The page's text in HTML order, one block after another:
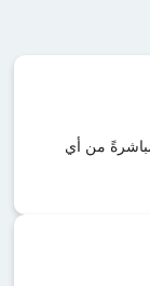
من أي